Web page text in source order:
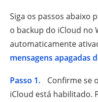
Siga os passos abaixo
o backup do iCloud no
automaticamente
mensagens apagadas
Passo 1.
Confirme se
iCloud está habilitado.